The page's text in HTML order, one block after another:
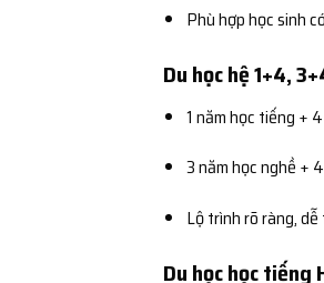
Phù hợp học sinh
Du học hệ 1+4,
1 năm học tiếng +
3 năm học nghề +
Lộ trình rõ ràng,
Du học học tiếng